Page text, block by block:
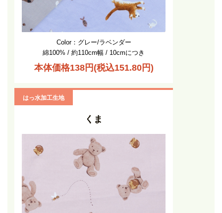
Color：グレー/ラベンダー
綿100% / 約110cm幅 / 10cmにつき
本体価格138円(税込151.80円)
はっ水加工生地
くま